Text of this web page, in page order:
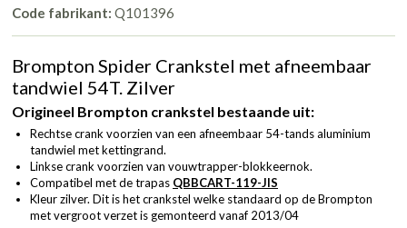
Code fabrikant: Q101396
Brompton Spider Crankstel met afneembaar
tandwiel 54T. Zilver
Origineel Brompton crankstel bestaande uit:
Rechtse crank voorzien van een afneembaar 54-tands aluminium
tandwiel met kettingrand.
Linkse crank voorzien van vouwtrapper-blokkeernok.
Compatibel met de trapas QBBCART-119-JIS
Kleur zilver. Dit is het crankstel welke standaard op de Brompton
met vergroot verzet is gemonteerd vanaf 2013/04